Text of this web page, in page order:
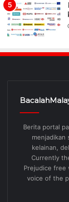
Berita portal
menjadikan
kelainan,
Currently
Prejudice
voice of the